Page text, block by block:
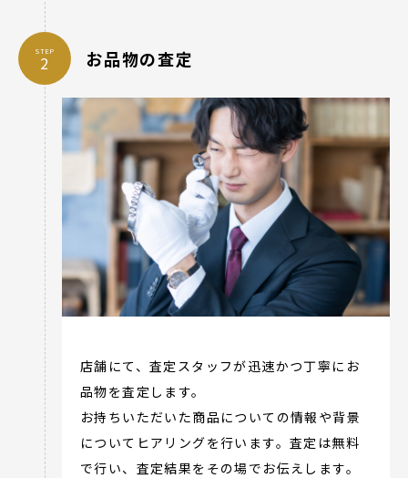
STEP お品物の査定
店舗にて、査定スタッフが迅速かつ丁寧にお
品物を査定します。
お持ちいただいた商品についての情報や背景
についてヒアリングを行います。査定は無料
で行い、査定結果をその場でお伝えします。